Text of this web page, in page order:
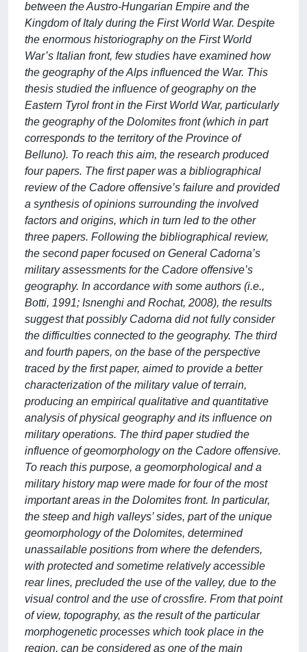
between the Austro-Hungarian Empire and the
Kingdom of Italy during the First World War. Despite
the enormous historiography on the First World
War’s Italian front, few studies have examined how
the geography of the Alps influenced the War. This
thesis studied the influence of geography on the
Eastern Tyrol front in the First World War, particularly
the geography of the Dolomites front (which in part
corresponds to the territory of the Province of
Belluno). To reach this aim, the research produced
four papers. The first paper was a bibliographical
review of the Cadore offensive’s failure and provided
a synthesis of opinions surrounding the involved
factors and origins, which in turn led to the other
three papers. Following the bibliographical review,
the second paper focused on General Cadorna’s
military assessments for the Cadore offensive’s
geography. In accordance with some authors (i.e.,
Botti, 1991; Isnenghi and Rochat, 2008), the results
suggest that possibly Cadorna did not fully consider
the difficulties connected to the geography. The third
and fourth papers, on the base of the perspective
traced by the first paper, aimed to provide a better
characterization of the military value of terrain,
producing an empirical qualitative and quantitative
analysis of physical geography and its influence on
military operations. The third paper studied the
influence of geomorphology on the Cadore offensive.
To reach this purpose, a geomorphological and a
military history map were made for four of the most
important areas in the Dolomites front. In particular,
the steep and high valleys’ sides, part of the unique
geomorphology of the Dolomites, determined
unassailable positions from where the defenders,
with protected and sometime relatively accessible
rear lines, precluded the use of the valley, due to the
visual control and the use of crossfire. From that point
of view, topography, as the result of the particular
morphogenetic processes which took place in the
region, can be considered as one of the main